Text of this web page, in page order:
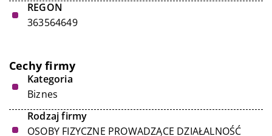
REGON
363564649
Cechy firmy
Kategoria
Biznes
Rodzaj firmy
OSOBY FIZYCZNE PROWADZĄCE DZIAŁALNOŚĆ